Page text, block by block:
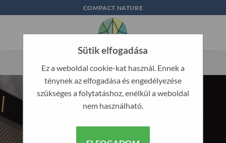
to
COMPACT NATURE
Sütik elfogadása
Ez a weboldal cookie-kat használ. Ennek a
ténynek az elfogadása és engedélyezése
szükséges a folytatáshoz, enélkül a weboldal
nem használható.